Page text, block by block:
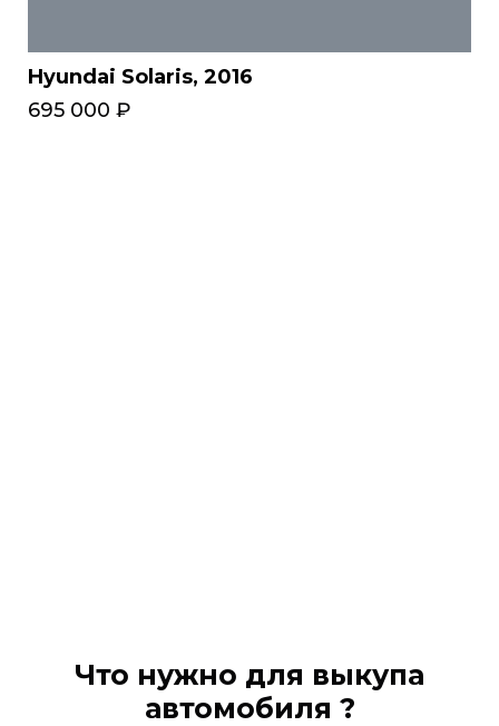
Hyundai Solaris, 2016
695 000 ₽
Что нужно для выкупа
автомобиля ?